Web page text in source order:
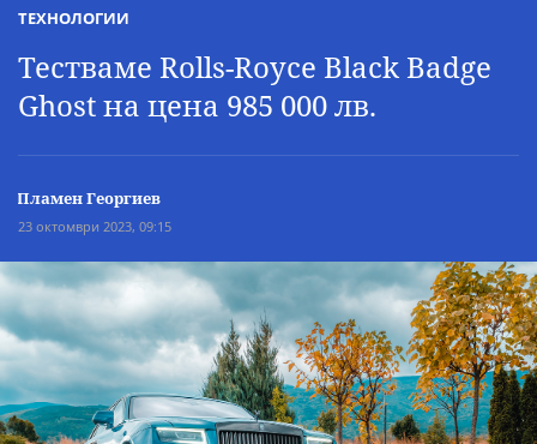
ТЕХНОЛОГИИ
Тестваме Rolls-Royce Black Badge
Ghost на цена 985 000 лв.
Пламен Георгиев
23 октомври 2023, 09:15